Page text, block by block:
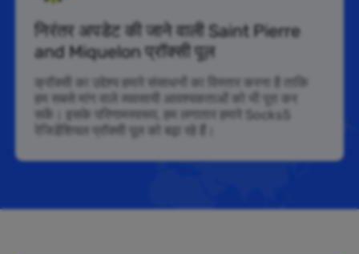
निरंतर अपडेट की जाने वाली Saint Pierre
and Miquelon प्रॉक्सी पूल
क्रॉक्सी का उद्देश्य हमारे संसाधनों का विस्तार करना है ताकि
हम सबसे मांग वाले व्यवसायी आवश्यकताओं को भी पूरा कर
सकें। इसके परिणामस्वरूप, हम लगातार हमारे Socks5
रेजिडेंशियल प्रॉक्सी पूल को बढ़ा रहे हैं।